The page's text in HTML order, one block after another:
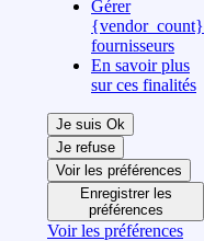
Gérer
{vendor_count}
fournisseurs
En savoir plus
sur ces finalités
Je suis Ok
Je refuse
Voir les préférences
Enregistrer les
préférences
Voir les préférences